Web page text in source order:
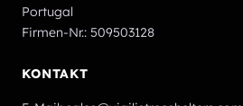
Portugal
Firmen-Nr.: 509503128
KONTAKT